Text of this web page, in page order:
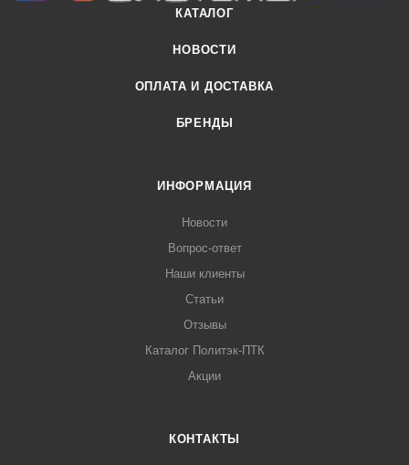
КАТАЛОГ
НОВОСТИ
ОПЛАТА И ДОСТАВКА
БРЕНДЫ
ИНФОРМАЦИЯ
Новости
Вопрос-ответ
Наши клиенты
Статьи
Отзывы
Каталог Политэк-ПТК
Акции
КОНТАКТЫ